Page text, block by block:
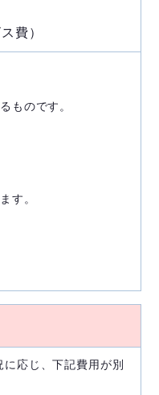
費）
ものです。
す。
応じ、下記費用が別